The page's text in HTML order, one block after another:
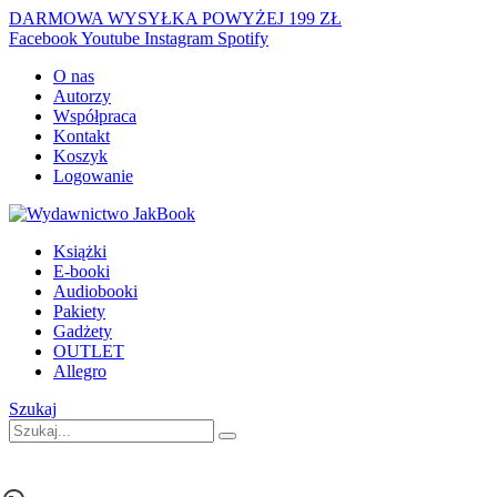
DARMOWA WYSYŁKA POWYŻEJ 199 ZŁ
FacebookYoutube Instagram Spotify
O nas
Autorzy
Współpraca
Kontakt
Koszyk
Logowanie
Książki
E-booki
Audiobooki
Pakiety
Gadżety
OUTLET
Allegro
Szukaj